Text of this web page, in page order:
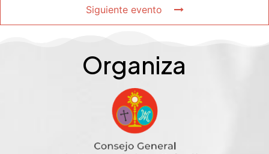
Siguiente evento
Organiza